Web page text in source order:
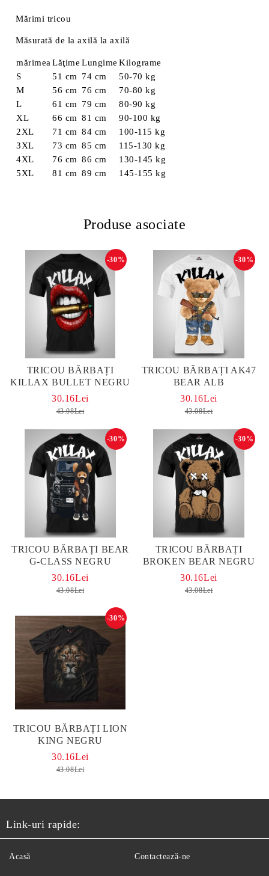
Mărimi tricou
Măsurată de la axilă la axilă
mărimea Lăţime Lungime Kilograme
S
51 cm 74 cm
50-70 kg
M
56 cm 76 cm
70-80 kg
L
61 cm 79 cm
80-90 kg
XL
66 cm 81 cm
90-100 kg
2XL
71 cm 84 cm
100-115 kg
3XL
73 cm 85 cm
115-130 kg
4XL
76 cm 86 cm
130-145 kg
5XL
81 cm 89 cm 145-155 kg
Produse asociate
TRICOU BĂRBAȚI
KILLAX BULLET NEGRU
-30%
30.16Lei
43.08Lei
TRICOU BĂRBAȚI AK47
BEAR ALB
-30%
30.16Lei
43.08Lei
TRICOU BĂRBAȚI BEAR
G-CLASS NEGRU
-30%
30.16Lei
43.08Lei
TRICOU BĂRBAȚI
BROKEN BEAR NEGRU
-30%
30.16Lei
43.08Lei
TRICOU BĂRBAȚI LION
KING NEGRU
-30%
30.16Lei
43.08Lei
Link-uri rapide:
Acasă Contactează-ne